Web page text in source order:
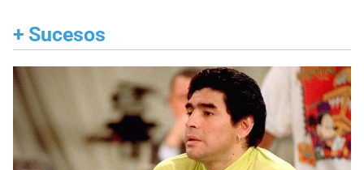
+ Sucesos